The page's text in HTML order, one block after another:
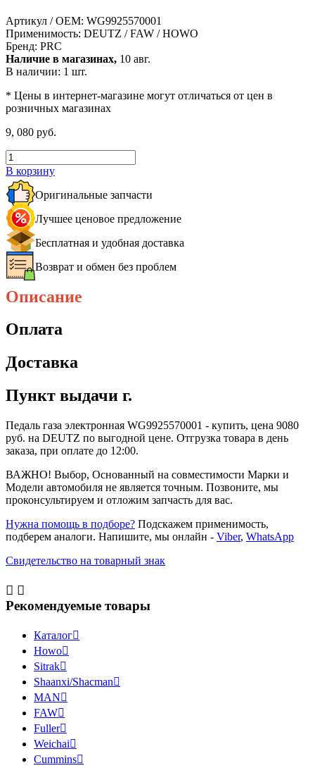
Артикул / OEM: WG9925570001
Применимость: DEUTZ / FAW / HOWO
Бренд: PRC
Наличие в магазинах, 10 авг.
В наличии: 1 шт.
* Цены в интернет-магазине могут отличаться от цен в
розничных магазинах
9, 080 руб.
В корзину
Оригинальные запчасти
Лучшее ценовое предложение
Бесплатная и удобная доставка
Возврат и обмен без проблем
Описание
Оплата
Доставка
Пункт выдачи г.
Педаль газа электронная WG9925570001 - купить, цена 9080
руб. на DEUTZ по выгодной цене. Отгрузка товара в день
заказа, при оплате до 12:00.
ВАЖНО! Выбор, Основанный на совместимости Марки и
Модели автомобиля не является точным. Позвоните, мы
проконсультируем и отложим запчасть для вас.
Нужна помощь в подборе? Подскажем применимость,
подберем аналоги. Напишите, мы онлайн - Viber, WhatsApp
Свидетельство на товарный знак
 
Рекомендуемые товары
Каталог
Howo
Sitrak
Shaanxi/Shacman
MAN
FAW
Fuller
Weichai
Cummins